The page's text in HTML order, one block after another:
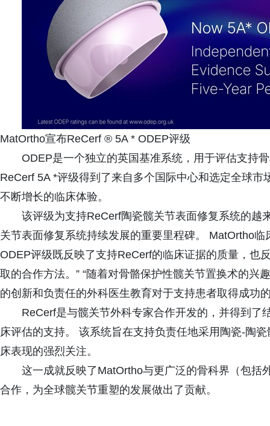
MatOrtho宣布ReCerf ® 5A * ODEP评级
ODEP是一个独立的英国基准系统，用于评估支持
ReCerf 5A *评级得到了来自多个国际中心和选定全球
不断增长的临床体验。
该评级为支持ReCerf陶瓷髋关节表面修复系统的越
关节表面修复系统持续发展的重要里程碑。 MatOrtho
ODEP评级既反映了支持ReCerf的临床证据的质量，也
取的合作方法。” “随着对骨骼保护性髋关节置换术的兴
的创新和负责任的外科医生教育对于支持患者取得成功
ReCerf是与髋关节外科专家合作开发的，并得到
床评估的支持。 该系统旨在支持负责任地采用陶瓷-陶
床表现的强烈关注。
这一成就反映了MatOrtho与更广泛的骨科界（包括
合作，为全球髋关节重塑的发展做出了贡献。